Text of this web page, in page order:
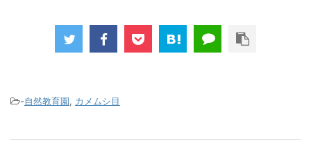
-自然教育園, カメムシ目